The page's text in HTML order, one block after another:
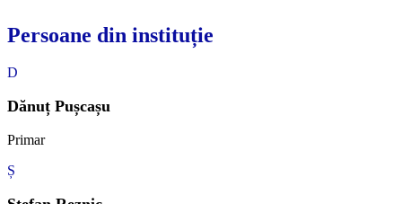
Persoane din instituție
D
Dănuț Pușcașu
Primar
Ș